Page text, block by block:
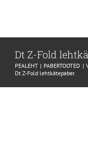
Dt Z-Fold
PEALEHT PABERTOOTED
Dt Z-Fold lehtkätepaber.